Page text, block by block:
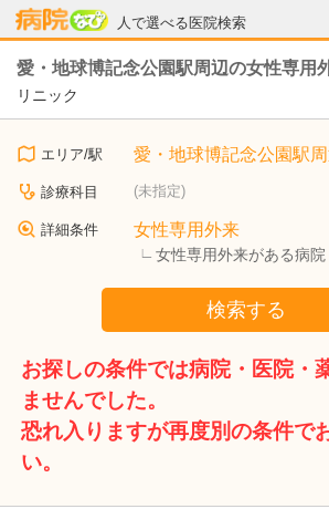
人で選べる医院検索
病院なび
愛・地球博記念公園駅周辺の女性専用
リニック
エリア/駅 愛・地球博記念公園駅周
診療科目 (未指定)
詳細条件 女性専用外来
女性専用外来がある病院
検索する
お探しの条件では病院・医院・
ませんでした。
恐れ入りますが再度別の条件で
い。